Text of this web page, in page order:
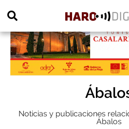
Noticias y publicaciones
Ábalos